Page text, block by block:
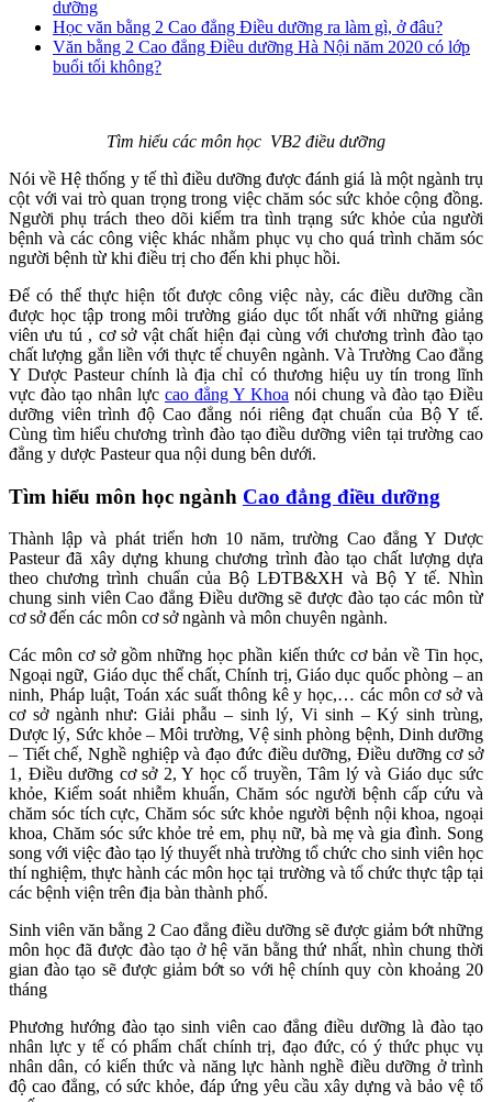
dưỡng
Học văn bằng 2 Cao đẳng Điều dưỡng ra làm gì, ở đâu?
Văn bằng 2 Cao đẳng Điều dưỡng Hà Nội năm 2020 có lớp
buổi tối không?
Tìm hiểu các môn học VB2 điều dưỡng
Nói về Hệ thống y tế thì điều dưỡng được đánh giá là một ngành trụ
cột với vai trò quan trọng trong việc chăm sóc sức khỏe cộng đồng.
Người phụ trách theo dõi kiểm tra tình trạng sức khỏe của người
bệnh và các công việc khác nhằm phục vụ cho quá trình chăm sóc
người bệnh từ khi điều trị cho đến khi phục hồi.
Để có thể thực hiện tốt được công việc này, các điều dưỡng cần
được học tập trong môi trường giáo dục tốt nhất với những giảng
viên ưu tú , cơ sở vật chất hiện đại cùng với chương trình đào tạo
chất lượng gắn liền với thực tế chuyên ngành. Và Trường Cao đẳng
Y Dược Pasteur chính là địa chỉ có thương hiệu uy tín trong lĩnh
vực đào tạo nhân lực cao đẳng Y Khoa nói chung và đào tạo Điều
dưỡng viên trình độ Cao đẳng nói riêng đạt chuẩn của Bộ Y tế.
Cùng tìm hiểu chương trình đào tạo điều dưỡng viên tại trường cao
đẳng y dược Pasteur qua nội dung bên dưới.
Tìm hiểu môn học ngành Cao đẳng điều dưỡng
Thành lập và phát triển hơn 10 năm, trường Cao đẳng Y Dược
Pasteur đã xây dựng khung chương trình đào tạo chất lượng dựa
theo chương trình chuẩn của Bộ LĐTB&XH và Bộ Y tế. Nhìn
chung sinh viên Cao đẳng Điều dưỡng sẽ được đào tạo các môn từ
cơ sở đến các môn cơ sở ngành và môn chuyên ngành.
Các môn cơ sở gồm những học phần kiến thức cơ bản về Tin học,
Ngoại ngữ, Giáo dục thể chất, Chính trị, Giáo dục quốc phòng – an
ninh, Pháp luật, Toán xác suất thông kê y học,… các môn cơ sở và
cơ sở ngành như: Giải phẫu – sinh lý, Vi sinh – Ký sinh trùng,
Dược lý, Sức khỏe – Môi trường, Vệ sinh phòng bệnh, Dinh dưỡng
– Tiết chế, Nghề nghiệp và đạo đức điều dưỡng, Điều dưỡng cơ sở
1, Điều dưỡng cơ sở 2, Y học cổ truyền, Tâm lý và Giáo dục sức
khỏe, Kiểm soát nhiễm khuẩn, Chăm sóc người bệnh cấp cứu và
chăm sóc tích cực, Chăm sóc sức khỏe người bệnh nội khoa, ngoại
khoa, Chăm sóc sức khỏe trẻ em, phụ nữ, bà mẹ và gia đình. Song
song với việc đào tạo lý thuyết nhà trường tổ chức cho sinh viên học
thí nghiệm, thực hành các môn học tại trường và tổ chức thực tập tại
các bệnh viện trên địa bàn thành phố.
Sinh viên văn bằng 2 Cao đẳng điều dưỡng sẽ được giảm bớt những
môn học đã được đào tạo ở hệ văn bằng thứ nhất, nhìn chung thời
gian đào tạo sẽ được giảm bớt so với hệ chính quy còn khoảng 20
tháng
Phương hướng đào tạo sinh viên cao đẳng điều dưỡng là đào tạo
nhân lực y tế có phẩm chất chính trị, đạo đức, có ý thức phục vụ
nhân dân, có kiến thức và năng lực hành nghề điều dưỡng ở trình
độ cao đẳng, có sức khỏe, đáp ứng yêu cầu xây dựng và bảo vệ tổ